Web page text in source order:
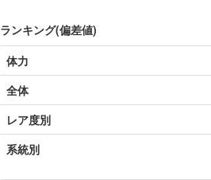
ランキング(偏差値)
体力
全体
レア度別
系統別